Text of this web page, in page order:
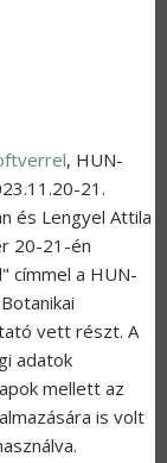
, HUN-
21.
és Lengyel Attila
20-21-én
címmel a HUN-
vett részt. A
adatok
mellett az
is volt